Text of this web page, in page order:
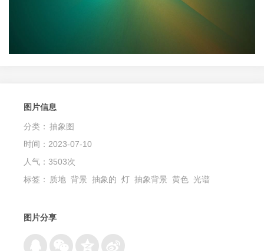
图片信息
分类： 抽象图
时间：2023-07-10
人气：3503次
标签：
质地 背景 抽象的 灯 抽象背景 黄色 光谱
图片分享